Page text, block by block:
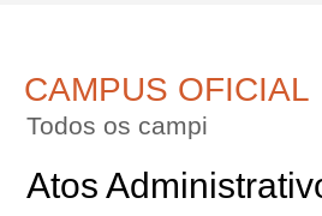
CAMPUS OFICIAL
Todos os campi
Atos